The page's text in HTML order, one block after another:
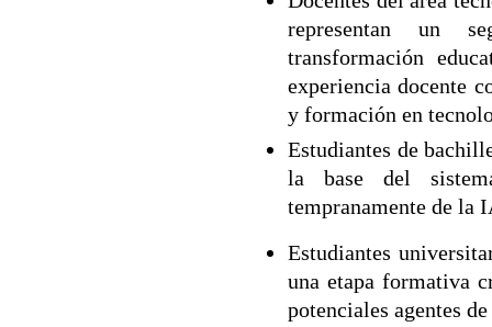
representan un
transformación
experiencia docente
y formación en
Estudiantes de
la base del
tempranamente de la
Estudiantes
una etapa formativa
potenciales agentes